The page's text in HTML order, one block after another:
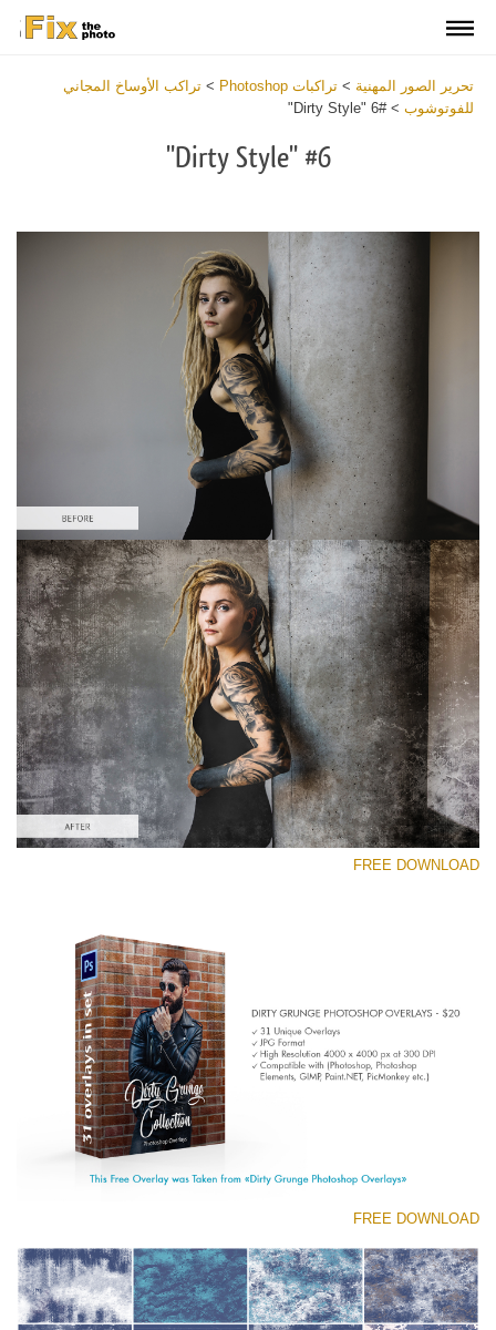
تحرير الصور المهنية > تراكبات Photoshop > تراكب الأوساخ المجاني
للفوتوشوب >
#6 "Dirty Style"
#6 "Dirty Style"
رجاء اختر
Free Photoshop Overlay #6
Small 800*533px
Dirty Grunge
(31 Overlays)
Large 6000*4000px
Large 6000*4000px
تنزيل مجاني
FREE DOWNLOAD
FREE DOWNLOAD